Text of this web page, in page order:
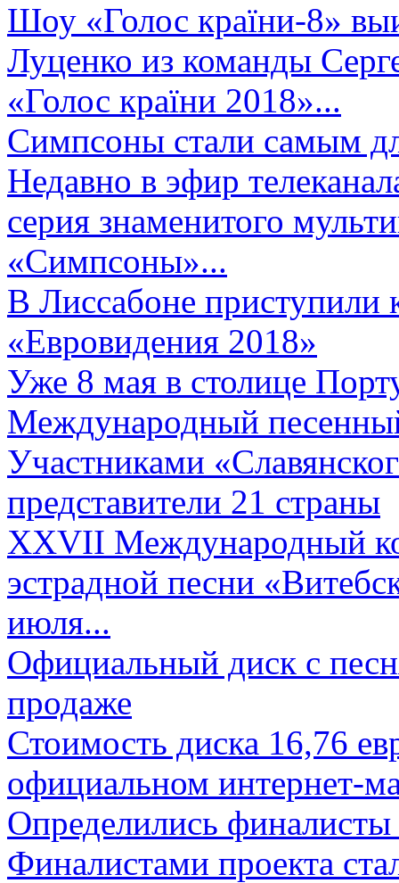
Шоу «Голос країни-8»
Луценко из команды
«Голос країни 2018»...
Симпсоны стали самым
Недавно в эфир
серия знаменитого
«Симпсоны»...
В Лиссабоне приступили
«Евровидения 2018»
Уже 8 мая в столице
Международный
Участниками
представители 21 страны
XXVII Международный
эстрадной песни
июля...
Официальный диск с
продаже
Стоимость диска 16,76
официальном интернет-
Определились
Финалистами проекта